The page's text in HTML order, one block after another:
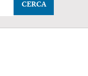
CERCA